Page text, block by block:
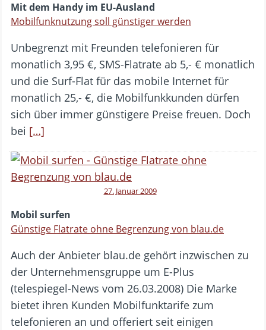
Mit dem Handy im EU-Ausland
Mobilfunknutzung soll günstiger werden
Unbegrenzt mit Freunden telefonieren für
monatlich 3,95 €, SMS-Flatrate ab 5,- € monatlich
und die Surf-Flat für das mobile Internet für
monatlich 25,- €, die Mobilfunkkunden dürfen
sich über immer günstigere Preise freuen. Doch
bei […]
27. Januar 2009
Mobil surfen
Günstige Flatrate ohne Begrenzung von blau.de
Auch der Anbieter blau.de gehört inzwischen zu
der Unternehmensgruppe um E-Plus
(telespiegel-News vom 26.03.2008) Die Marke
bietet ihren Kunden Mobilfunktarife zum
telefonieren an und offeriert seit einigen